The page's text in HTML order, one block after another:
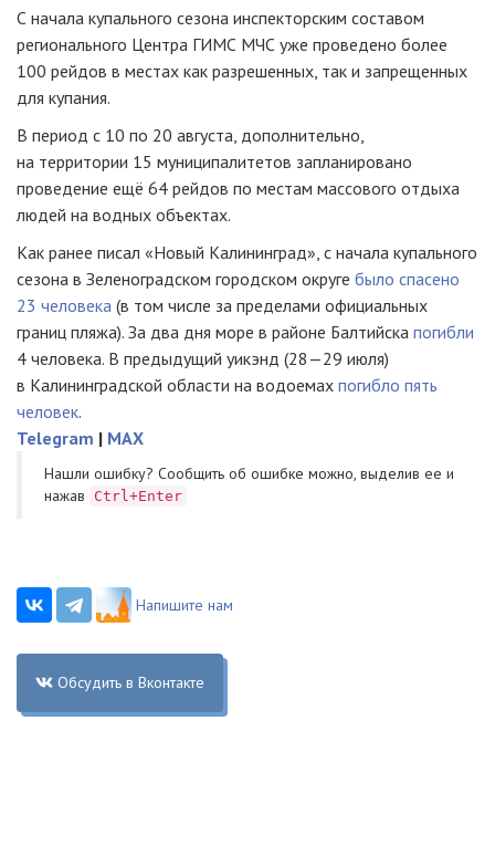
С начала купального сезона инспекторским составом
регионального Центра ГИМС МЧС уже проведено более
100 рейдов в местах как разрешенных, так и запрещенных
для купания.
В период с 10 по 20 августа, дополнительно,
на территории 15 муниципалитетов запланировано
проведение ещё 64 рейдов по местам массового отдыха
людей на водных объектах.
Как ранее писал «Новый Калининград», с начала купального
сезона в Зеленоградском городском округе было спасено
23 человека (в том числе за пределами официальных
границ пляжа). За два дня море в районе Балтийска погибли
4 человека. В предыдущий уикэнд (28—29 июля)
в Калининградской области на водоемах погибло пять
человек.
Telegram | MAX
Нашли ошибку? Cообщить об ошибке можно, выделив ее и
нажав
Ctrl+Enter
Напишите нам
Обсудить в Вконтакте